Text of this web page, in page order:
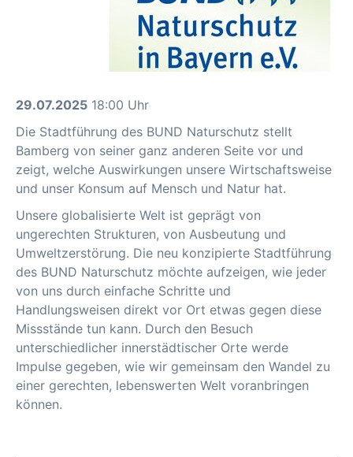
29.07.2025 18:00 Uhr
Die Stadtführung des BUND Naturschutz stellt
Bamberg von seiner ganz anderen Seite vor und
zeigt, welche Auswirkungen unsere Wirtschaftsweise
und unser Konsum auf Mensch und Natur hat.
Unsere globalisierte Welt ist geprägt von
ungerechten Strukturen, von Ausbeutung und
Umweltzerstörung. Die neu konzipierte Stadtführung
des BUND Naturschutz möchte aufzeigen, wie jeder
von uns durch einfache Schritte und
Handlungsweisen direkt vor Ort etwas gegen diese
Missstände tun kann. Durch den Besuch
unterschiedlicher innerstädtischer Orte werde
Impulse gegeben, wie wir gemeinsam den Wandel zu
einer gerechten, lebenswerten Welt voranbringen
können.